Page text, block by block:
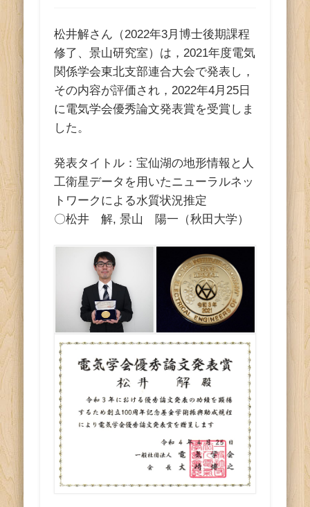
松井解さん（2022年3月博士後期課程
修了、景山研究室）は，2021年度電気
関係学会東北支部連合大会で発表し，
その内容が評価され，2022年4月25日
に電気学会優秀論文発表賞を受賞しま
した。
発表タイトル：宝仙湖の地形情報と人
工衛星データを用いたニューラルネッ
トワークによる水質状況推定
〇松井 解, 景山 陽一（秋田大学）